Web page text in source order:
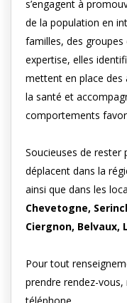
s’engagent à
de la population en
familles, des groupes
expertise, elles
mettent en place des
la santé et
comportements
Soucieuses de rester
déplacent dans la
ainsi que dans les
Chevetogne,
Ciergnon, Belvaux,
Pour tout
prendre rendez-vous,